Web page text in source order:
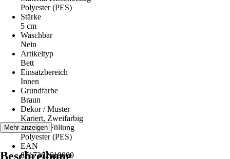
Polyester (PES)
Stärke
5 cm
Waschbar
Nein
Artikeltyp
Bett
Einsatzbereich
Innen
Grundfarbe
Braun
Dekor / Muster
Kariert, Zweifarbig
Material Füllung
Polyester (PES)
EAN
8717202619009
Mehr anzeigen
Beschreibung